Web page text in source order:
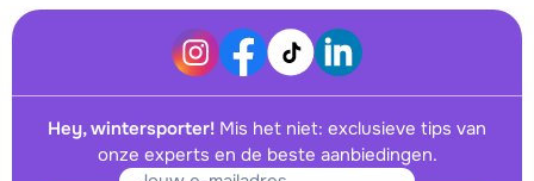
Hey, wintersporter! Mis het niet: exclusieve tips van
onze experts en de beste aanbiedingen.